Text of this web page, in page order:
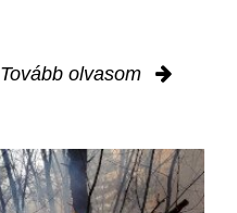
Tovább olvasom